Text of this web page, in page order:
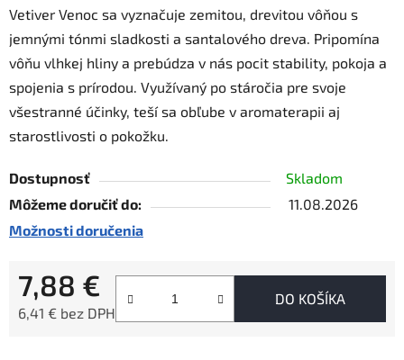
Vetiver Venoc sa vyznačuje zemitou, drevitou vôňou s
jemnými tónmi sladkosti a santalového dreva. Pripomína
vôňu vlhkej hliny a prebúdza v nás pocit stability, pokoja a
spojenia s prírodou. Využívaný po stáročia pre svoje
všestranné účinky, teší sa obľube v aromaterapii aj
starostlivosti o pokožku.
Dostupnosť
Skladom
Môžeme doručiť do:
11.08.2026
Možnosti doručenia
7,88 €
6,41 € bez DPH
DO KOŠÍKA